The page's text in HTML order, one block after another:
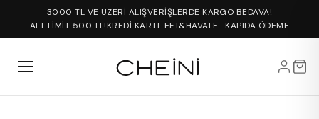
3000 TL VE ÜZERİ ALIŞVERİŞLERDE KARGO BEDAVA!
ALT LİMİT 500 TL!KREDİ KARTI-EFT&HAVALE -KAPIDA ÖDEME